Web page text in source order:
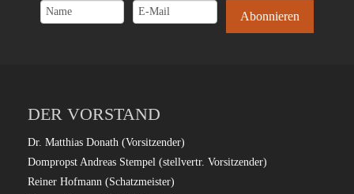
DER VORSTAND
Dr. Matthias Donath (Vorsitzender)
Dompropst Andreas Stempel (stellvertr. Vorsitzender)
Reiner Hofmann (Schatzmeister)